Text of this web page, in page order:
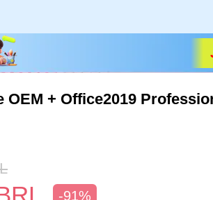
OEM + Office2019
-91%